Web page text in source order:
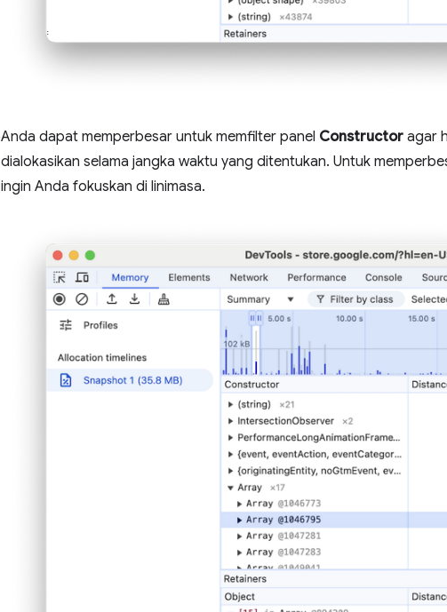
Anda dapat memperbesar untuk memfilter panel Constructor agar
dialokasikan selama jangka waktu yang ditentukan. Untuk
ingin Anda fokuskan di linimasa.